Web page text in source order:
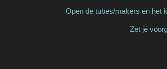
Open de tubes/makers en het
Zet je